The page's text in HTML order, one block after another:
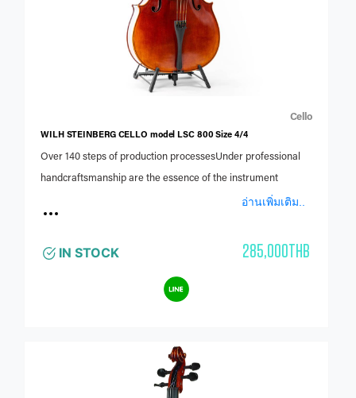
Cello
WILH STEINBERG CELLO model LSC 800 Size 4/4
Over 140 steps of production processesUnder professional
handcraftsmanship are the essence of the instrument
อ่านเพิ่มเติม..
IN STOCK 285,000THB